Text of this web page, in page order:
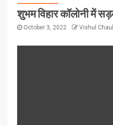
शुभम विहार कॉलोनी में
October 3, 2022 Vishul